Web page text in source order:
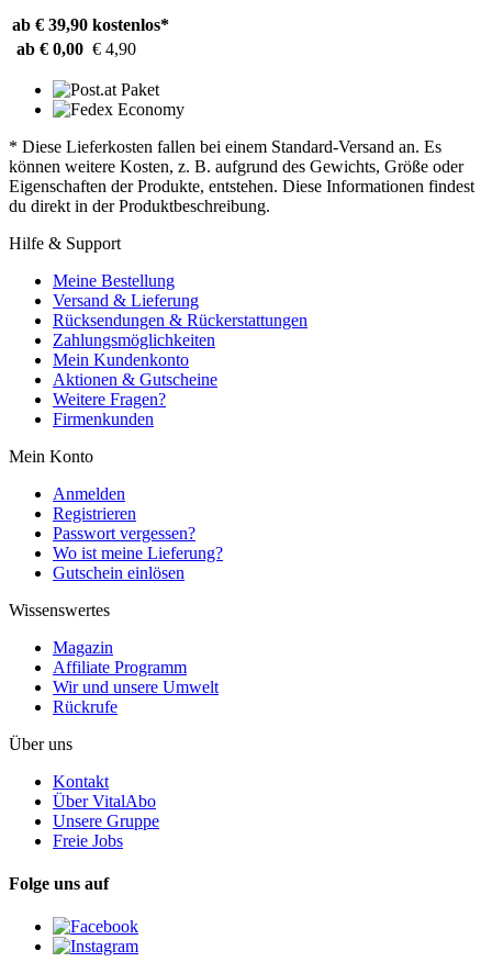
ab € 39,90 kostenlos*
ab € 0,00 € 4,90
* Diese Lieferkosten fallen bei einem Standard-Versand an. Es
können weitere Kosten, z. B. aufgrund des Gewichts, Größe oder
Eigenschaften der Produkte, entstehen. Diese Informationen findest
du direkt in der Produktbeschreibung.
Hilfe & Support
Meine Bestellung
Versand & Lieferung
Rücksendungen & Rückerstattungen
Zahlungsmöglichkeiten
Mein Kundenkonto
Aktionen & Gutscheine
Weitere Fragen?
Firmenkunden
Mein Konto
Anmelden
Registrieren
Passwort vergessen?
Wo ist meine Lieferung?
Gutschein einlösen
Wissenswertes
Magazin
Affiliate Programm
Wir und unsere Umwelt
Rückrufe
Über uns
Kontakt
Über VitalAbo
Unsere Gruppe
Freie Jobs
Folge uns auf